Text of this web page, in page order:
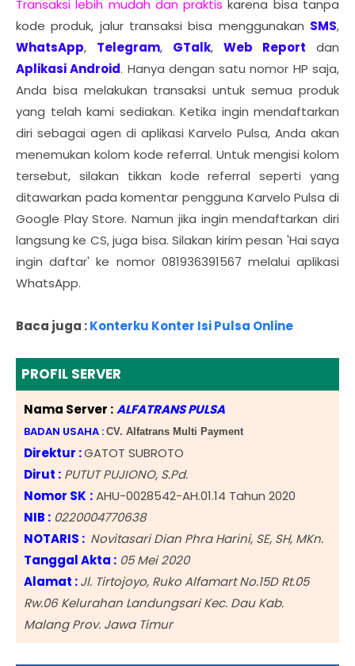
Transaksi lebih mudah dan praktis karena bisa tanpa
kode produk, jalur transaksi bisa menggunakan SMS,
WhatsApp, Telegram, GTalk, Web Report
dan
Aplikasi Android. Hanya dengan satu nomor HP saja,
Anda bisa melakukan transaksi untuk semua produk
yang telah kami sediakan. Ketika ingin mendaftarkan
diri sebagai agen di aplikasi Karvelo Pulsa, Anda akan
menemukan kolom kode referral. Untuk mengisi kolom
tersebut, silakan tikkan kode referral seperti yang
ditawarkan pada komentar pengguna Karvelo Pulsa di
Google Play Store. Namun jika ingin mendaftarkan diri
langsung ke CS, juga bisa. Silakan kirim pesan 'Hai saya
ingin daftar' ke nomor 081936391567 melalui aplikasi
WhatsApp.
Baca juga :Konterku Konter Isi Pulsa Online
PROFIL SERVER
Nama Server :ALFATRANS PULSA
BADAN USAHA : CV. Alfatrans Multi Payment
Direktur :GATOT SUBROTO
Dirut : PUTUT PUJIONO, S.Pd.
Nomor SK :AHU-0028542-AH.01.14 Tahun 2020
NIB : 0220004770638
NOTARIS : Novitasari Dian Phra Harini, SE, SH, MKn.
Tanggal Akta : 05 Mei 2020
Alamat :Jl. Tirtojoyo, Ruko Alfamart No.15D Rt.05
Rw.06 Kelurahan Landungsari Kec. Dau Kab.
Malang Prov. Jawa Timur